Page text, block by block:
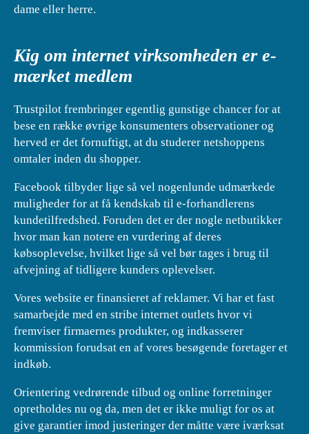
dame eller herre.
Kig om internet virksomheden er e-
mærket medlem
Trustpilot frembringer egentlig gunstige chancer for at
bese en række øvrige konsumenters observationer og
herved er det fornuftigt, at du studerer netshoppens
omtaler inden du shopper.
Facebook tilbyder lige så vel nogenlunde udmærkede
muligheder for at få kendskab til e-forhandlerens
kundetilfredshed. Foruden det er der nogle netbutikker
hvor man kan notere en vurdering af deres
købsoplevelse, hvilket lige så vel bør tages i brug til
afvejning af tidligere kunders oplevelser.
Vores website er finansieret af reklamer. Vi har et fast
samarbejde med en stribe internet outlets hvor vi
fremviser firmaernes produkter, og indkasserer
kommission forudsat en af vores besøgende foretager et
indkøb.
Orientering vedrørende tilbud og online forretninger
opretholdes nu og da, men det er ikke muligt for os at
give garantier imod justeringer der måtte være iværksat